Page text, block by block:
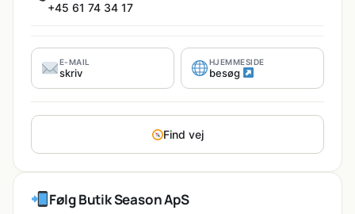
+45 61 74 34 17
E-MAIL
skriv
HJEMMESIDE
besøg
Find vej
Følg Butik Season ApS